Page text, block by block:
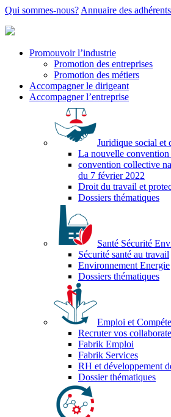
Qui sommes-nous? Annuaire des adhérents
Promouvoir l’industrie
Promotion des entreprises
Promotion des métiers
Accompagner le dirigeant
Accompagner l’entreprise
Juridique social et
La nouvelle
convention collective
du 7 février 2022
Droit du travail et
Dossiers thématiques
Santé Sécurité
Sécurité santé au travail
Environnement Energie
Dossiers thématiques
Emploi et
Recruter vos
Fabrik Emploi
Fabrik Services
RH et développement
Dossier thématiques